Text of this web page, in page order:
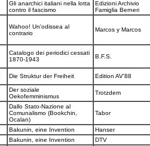
Gli anarchici italiani nella lotta
contro il fascismo
Edizioni Archivio
Famiglia Berneri
Wahoo! Un'odissea al
contrario
Marcos y Marcos
Catalogo dei periodici cessati
1870-1943
B.F.S.
Die Struktur der Freiheit Edition AV'88
Der soziale
Oekofemminismus
Trotzdem
Dallo Stato-Nazione al
Comunalismo (Bookchin,
Ocalan)
Tabor
Bakunin, eine Invention
Hanser
Bakunin, eine Invention
DTV